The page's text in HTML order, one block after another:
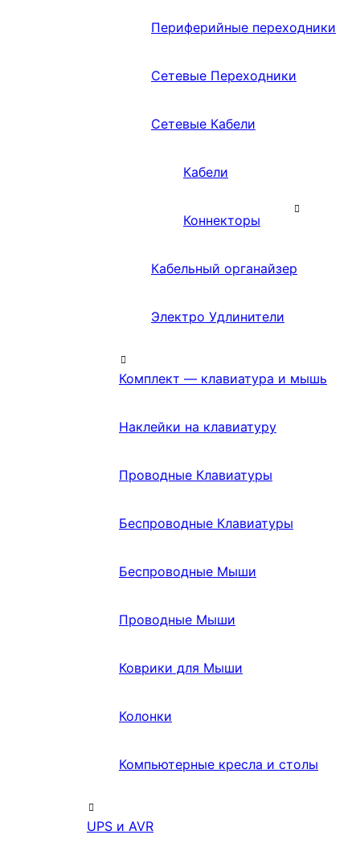
Периферийные переходники
Сетевые Переходники
Сетевые Кабели
Кабели
Коннекторы
Кабельный органайзер
Электро Удлинители
Комплект — клавиатура и мышь
Наклейки на клавиатуру
Проводные Клавиатуры
Беспроводные Клавиатуры
Беспроводные Мыши
Проводные Мыши
Коврики для Мыши
Колонки
Компьютерные кресла и столы
UPS и AVR